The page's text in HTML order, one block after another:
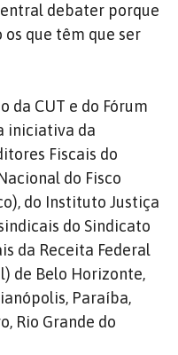
debater porque
os que têm que ser
da CUT e do Fórum
iniciativa da
Fiscais do
do Fisco
do Instituto Justiça
do Sindicato
da Receita Federal
de Belo Horizonte,
Paraíba,
Rio Grande do